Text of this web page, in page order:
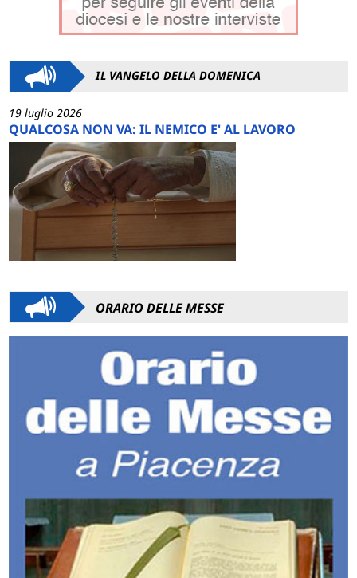
IL VANGELO DELLA DOMENICA
19 luglio 2026
QUALCOSA NON VA: IL NEMICO E' AL LAVORO
ORARIO DELLE MESSE